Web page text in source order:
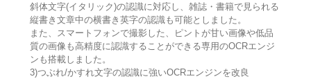
斜体文字(イタリック)の認識に対応し、雑誌・書籍で見られる
縦書き文章中の横書き英字の認識も可能としました。
また、スマートフォンで撮影した、ピントが甘い画像や低品
質の画像も高精度に認識することができる専用のOCRエンジ
ンも搭載しました。
3)つぶれ/かすれ文字の認識に強いOCRエンジンを改良